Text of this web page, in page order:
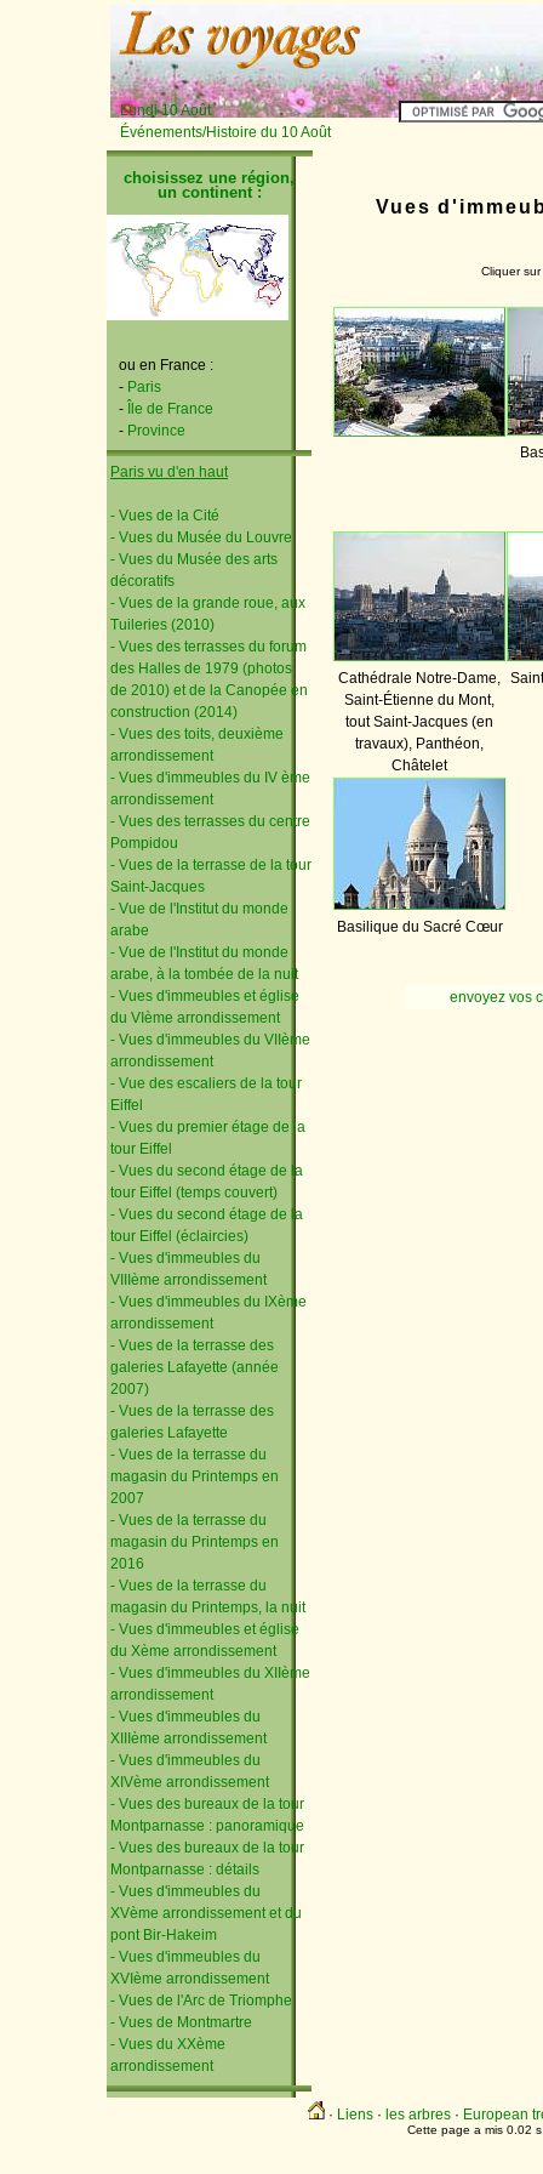
Lundi 10 Août
Événements/Histoire du 10 Août
choisissez une région,
un continent :
ou en France :
- Paris
-
Île de France
- Province
Paris vu d'en haut
- Vues de la Cité
- Vues du Musée du Louvre
- Vues du Musée des arts
décoratifs
- Vues de la grande roue, aux
Tuileries (2010)
- Vues des terrasses du forum
des Halles de 1979 (photos
de 2010) et de la Canopée en
construction (2014)
- Vues des toits, deuxième
arrondissement
- Vues d'immeubles du IV ème
arrondissement
- Vues des terrasses du centre
Pompidou
- Vues de la terrasse de la tour
Saint-Jacques
- Vue de l'Institut du monde
arabe
- Vue de l'Institut du monde
arabe, à la tombée de la nuit
- Vues d'immeubles et église
du VIème arrondissement
- Vues d'immeubles du VIIème
arrondissement
- Vue des escaliers de la tour
Eiffel
- Vues du premier étage de la
tour Eiffel
- Vues du second étage de la
tour Eiffel (temps couvert)
- Vues du second étage de la
tour Eiffel (éclaircies)
- Vues d'immeubles du
VIIIème arrondissement
- Vues d'immeubles du IXème
arrondissement
- Vues de la terrasse des
galeries Lafayette (année
2007)
- Vues de la terrasse des
galeries Lafayette
- Vues de la terrasse du
magasin du Printemps en
2007
- Vues de la terrasse du
magasin du Printemps en
2016
- Vues de la terrasse du
magasin du Printemps, la nuit
- Vues d'immeubles et église
du Xème arrondissement
- Vues d'immeubles du XIIème
arrondissement
- Vues d'immeubles du
XIIIème arrondissement
- Vues d'immeubles du
XIVème arrondissement
- Vues des bureaux de la tour
Montparnasse : panoramique
- Vues des bureaux de la tour
Montparnasse : détails
- Vues d'immeubles du
XVème arrondissement et du
pont Bir-Hakeim
- Vues d'immeubles du
XVIème arrondissement
- Vues de l'Arc de Triomphe
- Vues de Montmartre
- Vues du XXème
arrondissement
Vues
Cliquer
Cathédrale Notre-Dame,
Saint-Étienne du Mont,
tout Saint-Jacques (en
travaux), Panthéon,
Châtelet
Basilique du Sacré Cœur
envoyez vos
· Liens· les arbres· European
Cette page a mis 0.02